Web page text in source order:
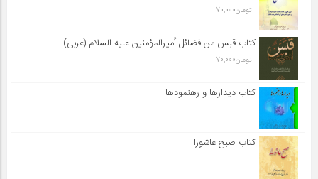
تومان70,000
کتاب قبس من فضائل أميرالمؤمنين علیه السلام (عربی)
تومان70,000
کتاب دیدارها و رهنمودها
کتاب صبح عاشورا